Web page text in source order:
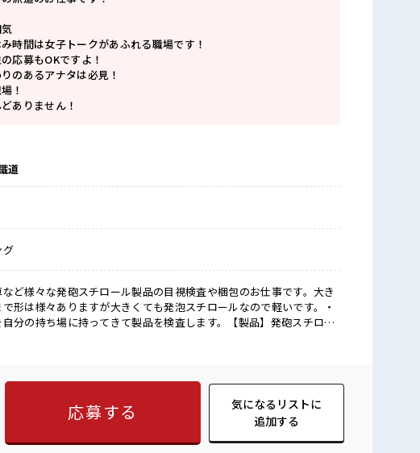
時間は女子トークがあふれる職場です！
応募もOKですよ！
のあるアナタは必見！
！
ありません！
道
グ
など様々な発砲スチロール製品の目視検査や梱包のお仕事です。大き
形は様々ありますが大きくても発泡スチロールなので軽いです。・
分の持ち場に持ってきて製品を検査します。【製品】発砲スチロー
ん男性の応募も
とにチャレンジするのは不安だけど、 しっかり働く環境が整ってい
・ステップUP目指していきましょう！ ≪収入アップを目指せる≫ 高
女子トークがあふれ
性の応募もOKですよ！ 髪型にこだわりのあるアナタは必見！ 髪型自
どありません！
応募する
気になるリストに
追加する